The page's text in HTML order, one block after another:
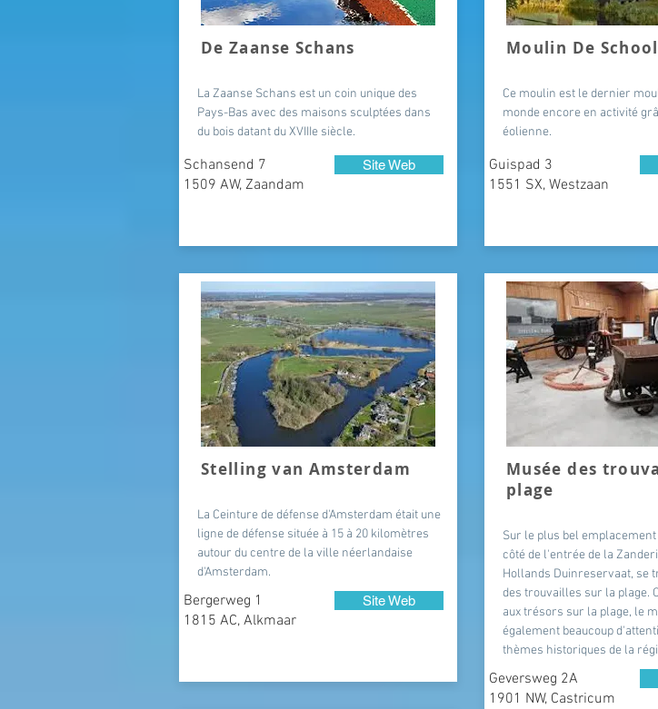
De Zaanse Schans
La Zaanse Schans est un coin unique des
Pays-Bas avec des maisons sculptées dans
du bois datant du XVIIIe siècle.
Schansend 7
1509 AW, Zaandam
Site Web
Stelling van Amsterdam
La Ceinture de défense d'Amsterdam était une
ligne de défense située à 15 à 20 kilomètres
autour du centre de la ville néerlandaise
d'Amsterdam.
Bergerweg 1
1815 AC, Alkmaar
Site Web
Moulin De
Ce moulin est le dernier
monde encore en activité
éolienne.
Guispad 3
1551 SX, Westzaan
Musée des
plage
Sur le plus bel
côté de l'entrée de la
Hollands Duinreservaat, se
des trouvailles sur la plage.
aux trésors sur la plage, le
également beaucoup
thèmes historiques de la
Geversweg 2A
1901 NW, Castricum